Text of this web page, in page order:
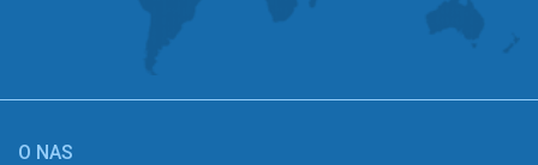
O NAS